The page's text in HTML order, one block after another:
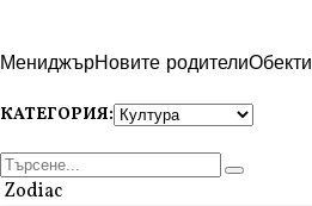
МениджърНовите родителиОбекти
КАТЕГОРИЯ:
Zodiac